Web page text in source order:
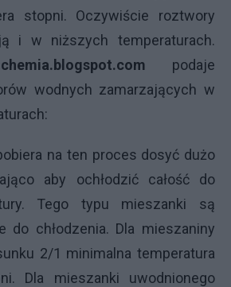
stopni. Oczywiście roztwory
i w niższych temperaturach.
podaje
wodnych zamarzających w
na ten proces dosyć dużo
aby ochłodzić całość do
Tego typu mieszanki są
do chłodzenia. Dla mieszaniny
2/1 minimalna temperatura
Dla mieszanki uwodnionego